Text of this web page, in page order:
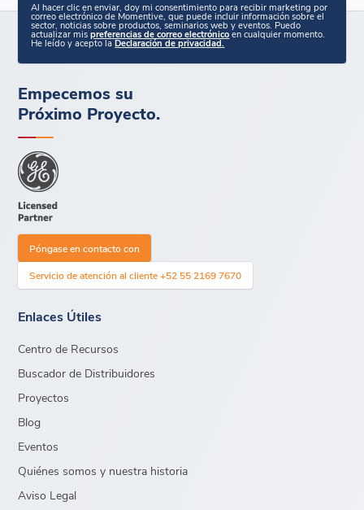
Al hacer clic en enviar, doy mi consentimiento para recibir marketing por
correo electrónico de Momentive, que puede incluir información sobre el
sector, noticias sobre productos, seminarios web y eventos. Puedo
actualizar mispreferencias de correo electrónico en cualquier momento.
He leído y acepto laDeclaración de privacidad.
Empecemos su
Próximo Proyecto.
Póngase en contacto con
Servicio de atención al cliente +52 55 2169 7670
Enlaces Útiles
Centro de Recursos
Buscador de Distribuidores
Proyectos
Blog
Eventos
Quiénes somos y nuestra historia
Aviso Legal